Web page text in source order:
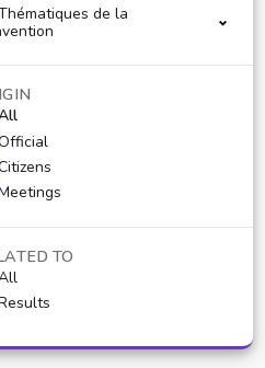
de la
TO